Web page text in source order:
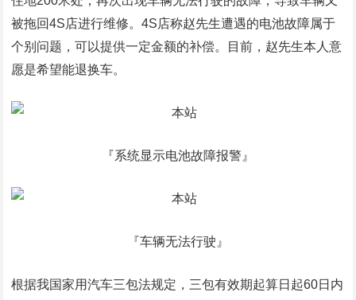
被拖回4S店进行维修。4S店称赵先生遭遇的电池故障属于
个别问题，可以提供一定金额的补偿。目前，赵先生本人意
愿是希望能退换车。
『系统显示电池故障报警』
『车辆无法行驶』
根据我国家用汽车三包法规定，三包有效期起算日起60日内